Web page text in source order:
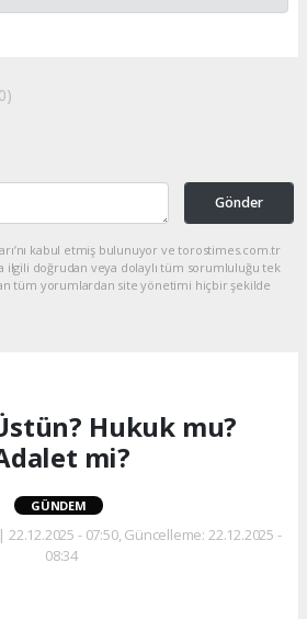
Gönder
kabul etmiş bulunuyor ve torostimes.com.tr
ilgili doğrudan veya dolaylı tüm sorumluluğu tek
tüm yorumlardan site yönetimi hiçbir şekilde
Hukuk mu?
mi?
GÜNDEM
- 07:50, Güncelleme: 22.12.2025 -
08:34